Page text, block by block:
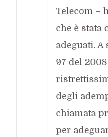
Telecom –
che è stata
adeguati.
97 del
degli
chiamata
per